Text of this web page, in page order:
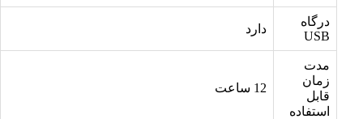
درگاه
USB
دارد
مدت
زمان
قابل
استفاده